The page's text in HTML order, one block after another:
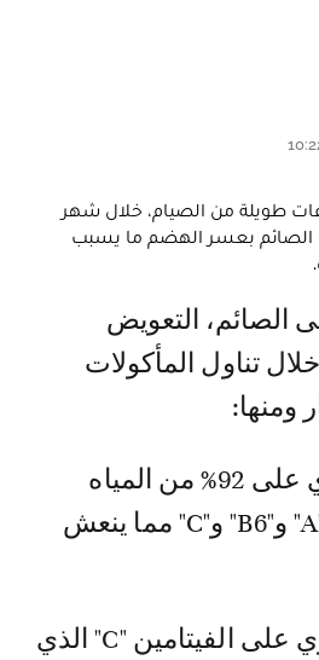
طويلة من الصيام، خلال شهر
الصائم بعسر الهضم ما يسبب
تناول المأكولات
ومنها:
البطيخ الذي يحتوي على 92% من المياه
ومليئ بالفيتامين "A" و"B6" و"C" مما ينعش
الليمون الذي يحتوي على الفيتامين "C" الذي